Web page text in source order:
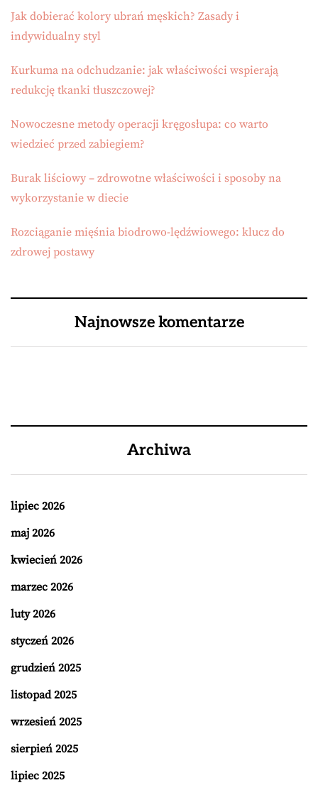
Jak dobierać kolory ubrań męskich? Zasady i
indywidualny styl
Kurkuma na odchudzanie: jak właściwości wspierają
redukcję tkanki tłuszczowej?
Nowoczesne metody operacji kręgosłupa: co warto
wiedzieć przed zabiegiem?
Burak liściowy – zdrowotne właściwości i sposoby na
wykorzystanie w diecie
Rozciąganie mięśnia biodrowo-lędźwiowego: klucz do
zdrowej postawy
Najnowsze komentarze
Archiwa
lipiec 2026
maj 2026
kwiecień 2026
marzec 2026
luty 2026
styczeń 2026
grudzień 2025
listopad 2025
wrzesień 2025
sierpień 2025
lipiec 2025